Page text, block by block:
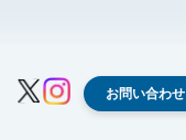
お問い合わせ